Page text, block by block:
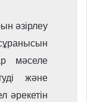
әзірлеу
мәселе
және
әрекетін